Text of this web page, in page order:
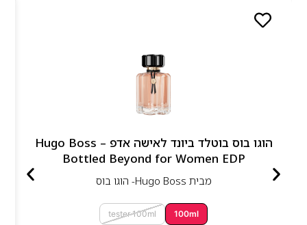
הוגו בוס בוטלד ביונד לאישה אדפ – Hugo Boss
Bottled Beyond for Women EDP
מבית Hugo Boss- הוגו בוס
100ml
tester 100ml